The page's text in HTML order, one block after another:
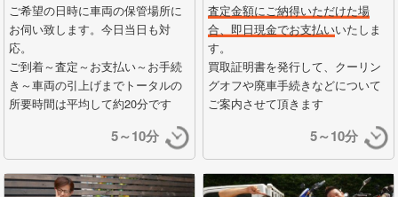
ご希望の日時に車両の保管場所に
お伺い致します。今日当日も対
応。
ご到着～査定～お支払い～お手続
き～車両の引上げまでトータルの
所要時間は平均して約20分です
5～10分
査定金額にご納得いただけた場
合、即日現金でお支払いいたしま
す。
買取証明書を発行して、クーリン
グオフや廃車手続きなどについて
ご案内させて頂きます
5～10分